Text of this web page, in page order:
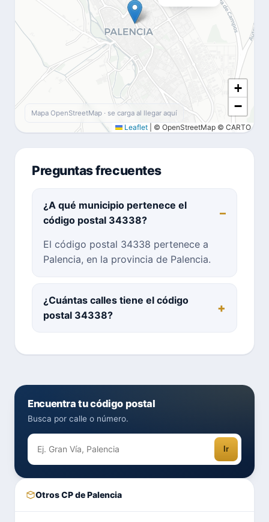
+
−
Leaflet © OpenStreetMap © CARTO
Mapa OpenStreetMap · se carga al llegar aquí
Preguntas frecuentes
¿A qué municipio pertenece el
código postal 34338?
El código postal 34338 pertenece a
Palencia, en la provincia de Palencia.
¿Cuántas calles tiene el código
postal 34338?
Encuentra tu código postal
Busca por calle o número.
Ir
Otros CP de Palencia